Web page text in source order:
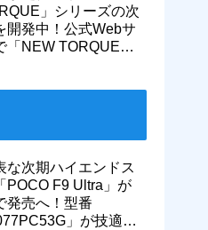
」シリーズの次
開発中！公式Webサ
「NEW TORQUE」
な次期ハイエンドス
POCO F9 Ultra」が
発売へ！型番
」が技適通